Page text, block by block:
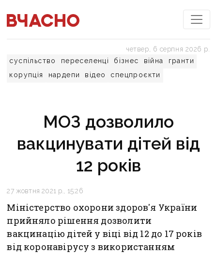
суспільство переселенці бізнес війна
гранти
корупція
нардепи відео спецпроєкти
четвер, 6 серпня 2026 р.
МОЗ дозволило
вакцинувати дітей від
12 років
27 жовтня 2021 р., 15:26
Міністерство охорони здоров'я України
прийняло рішення дозволити
вакцинацію дітей у віці від 12 до 17 років
від коронавірусу з використанням